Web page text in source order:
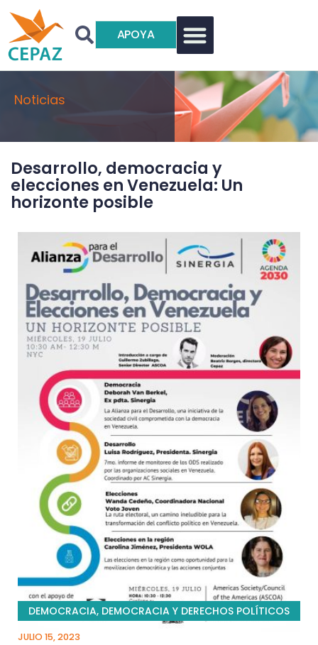
APOYA
Noticias
Desarrollo, democracia y
elecciones en Venezuela: Un
horizonte posible
DEMOCRACIA, DEMOCRACIA Y DERECHOS POLÍTICOS
JULIO 15, 2023